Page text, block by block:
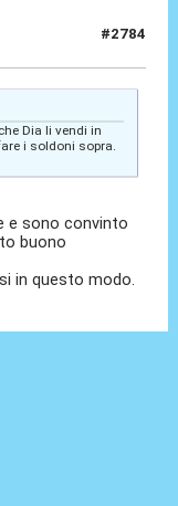
#2784
Dia li vendi in
i soldoni sopra.
e sono convinto
buono
in questo modo.